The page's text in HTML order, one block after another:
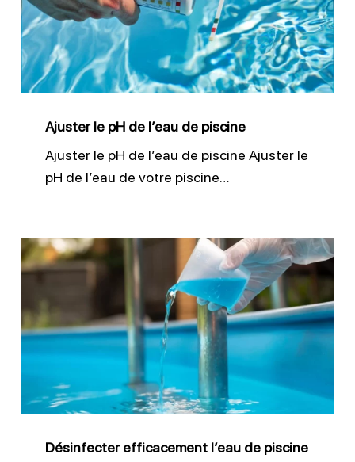
de
l’eau
de
piscine
Ajuster le pH de l’eau de piscine
Ajuster le pH de l’eau de piscine Ajuster le
pH de l’eau de votre piscine…
Désinfecter
efficacement
l’eau
de
piscine
Désinfecter efficacement l’eau de piscine